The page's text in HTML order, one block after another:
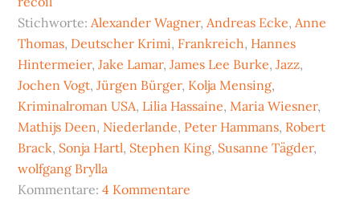
Stichworte:Alexander Wagner,Andreas Ecke,Anne
Thomas, Deutscher Krimi, Frankreich, Hannes
Hintermeier,Jake Lamar,James Lee Burke,Jazz,
Jochen Vogt,Jürgen Bürger, Kolja Mensing,
Kriminalroman USA, Lilia Hassaine,Maria Wiesner,
Mathijs Deen, Niederlande, Peter Hammans, Robert
Brack, Sonja Hartl, Stephen King, Susanne Tägder,
wolfgang Brylla
Kommentare:4 Kommentare